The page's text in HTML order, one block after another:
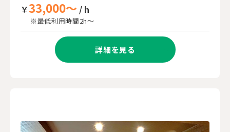
￥33,000～ / h
※最低利用時間2h～
詳細を見る